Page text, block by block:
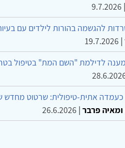
|
9.7.2026
להגשמה בהורות לילדים עם
|
19.7.2026
לדילמת "השם המת" בטיפול
כעמדה אתית-טיפולית: שרטוט מחדש
פרבר |
26.6.2026